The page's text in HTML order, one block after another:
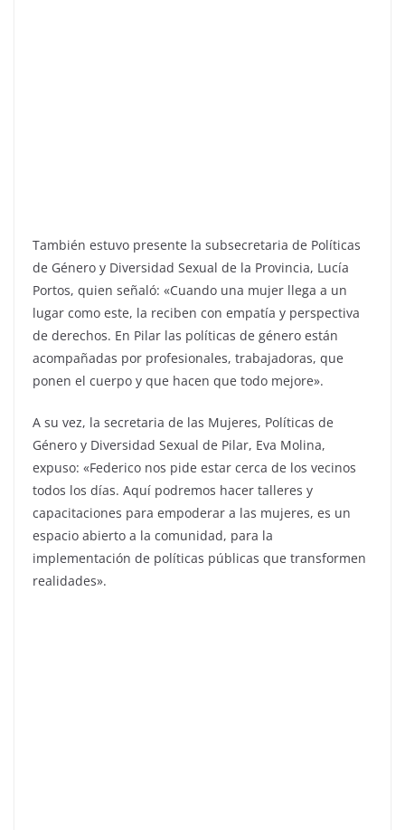
También estuvo presente la subsecretaria de Políticas
de Género y Diversidad Sexual de la Provincia, Lucía
Portos, quien señaló: «Cuando una mujer llega a un
lugar como este, la reciben con empatía y perspectiva
de derechos. En Pilar las políticas de género están
acompañadas por profesionales, trabajadoras, que
ponen el cuerpo y que hacen que todo mejore».
A su vez, la secretaria de las Mujeres, Políticas de
Género y Diversidad Sexual de Pilar, Eva Molina,
expuso: «Federico nos pide estar cerca de los vecinos
todos los días. Aquí podremos hacer talleres y
capacitaciones para empoderar a las mujeres, es un
espacio abierto a la comunidad, para la
implementación de políticas públicas que transformen
realidades».